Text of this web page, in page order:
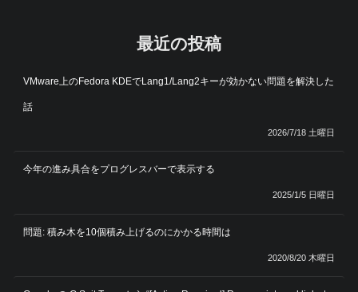
最近の投稿
VMware上のFedora KDEでLang1/Lang2キーが効かない問題を解決した
話
2026/7/18 土曜日
今年の進み具合をプログレスバーで表示する
2025/1/5 日曜日
問題: 積み木を10個積み上げるのにかかる時間は
2020/8/20 木曜日